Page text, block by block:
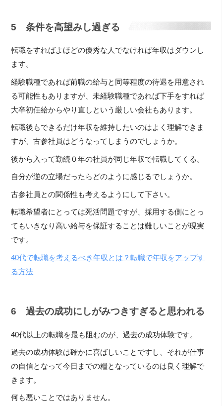
5 条件を高望みし過ぎる
転職をすればよほどの優秀な人でなければ年収はダウンし
ます。
経験職種であれば前職の給与と同等程度の待遇を用意され
る可能性もありますが、未経験職種であれば下手をすれば
大卒初任給からやり直しという厳しい会社もあります。
転職後もできるだけ年収を維持したいのはよく理解できま
すが、古参社員はどうなってしまうのでしょうか。
後から入って勤続０年の社員が同じ年収で転職してくる。
自分が逆の立場だったらどのように感じるでしょうか。
古参社員との関係性も考えるようにして下さい。
転職希望者にとっては死活問題ですが、採用する側にとっ
てもいきなり高い給与を保証することは難しいことが現実
です。
40代で転職を考えるべき年収とは？転職で年収をアップす
る方法
6 過去の成功にしがみつきすぎると思われる
40代以上の転職を最も阻むのが、過去の成功体験です。
過去の成功体験は確かに喜ばしいことですし、それが仕事
の自信となって今日までの糧となっているのは良く理解で
きます。
何も悪いことではありません。